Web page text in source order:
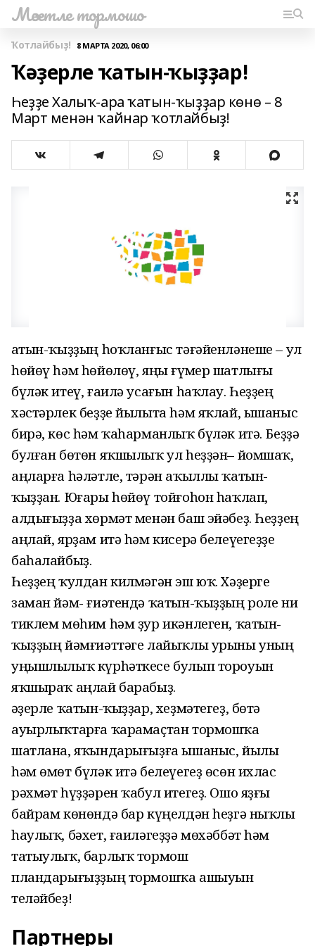
Мәсетле тормошо
Ҡотлайбыҙ! 8 МАРТА 2020, 06:00
Ҡәҙерле ҡатын-ҡыҙҙар!
Һеҙҙе Халыҡ-ара ҡатын-ҡыҙҙар көнө – 8
Март менән ҡайнар ҡотлайбыҙ!
Ҡатын-ҡыҙҙың һоҡланғыс тәғәйенләнеше – ул
һөйөү һәм һөйөлөү, яңы ғүмер шатлығы
бүләк итеү, ғаилә усағын һаҡлау. Һеҙҙең
хәстәрлек беҙҙе йылыта һәм яҡлай, ышаныс
бирә, көс һәм ҡаһарманлыҡ бүләк итә. Беҙҙә
булған бөтөн яҡшылыҡ ул һеҙҙән– йомшаҡ,
аңларға һәләтле, тәрән аҡыллы ҡатын-
ҡыҙҙан. Юғары һөйөү тойғоһон һаҡлап,
алдығыҙҙа хөрмәт менән баш эйәбеҙ. Һеҙҙең
аңлай, ярҙам итә һәм кисерә белеүегеҙҙе
баһалайбыҙ.
Һеҙҙең ҡулдан килмәгән эш юҡ. Хәҙерге
заман йәм- ғиәтендә ҡатын-ҡыҙҙың роле ни
тиклем мөһим һәм ҙур икәнлеген, ҡатын-
ҡыҙҙың йәмғиәттәге лайыҡлы урыны уның
уңышлылыҡ күрһәткесе булып тороуын
яҡшыраҡ аңлай барабыҙ.
Ҡәҙерле ҡатын-ҡыҙҙар, хеҙмәтегеҙ, бөтә
ауырлыҡтарға ҡарамаҫтан тормошҡа
шатлана, яҡындарығыҙға ышаныс, йылы
һәм өмөт бүләк итә белеүегеҙ өсөн ихлас
рәхмәт һүҙҙәрен ҡабул итегеҙ. Ошо яҙғы
байрам көнөндә бар күңелдән һеҙгә ныҡлы
һаулыҡ, бәхет, ғаиләгеҙҙә мөхәббәт һәм
татыулыҡ, барлыҡ тормош
пландарығыҙҙың тормошҡа ашыуын
теләйбеҙ!
Партнеры